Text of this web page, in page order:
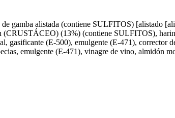
gamba alistada (contiene SULFITOS) [alistado
(CRUSTÁCEO) (13%) (contiene SULFITOS),
gasificante (E-500), emulgente (E-471),
emulgente (E-471), vinagre de vino, almidón